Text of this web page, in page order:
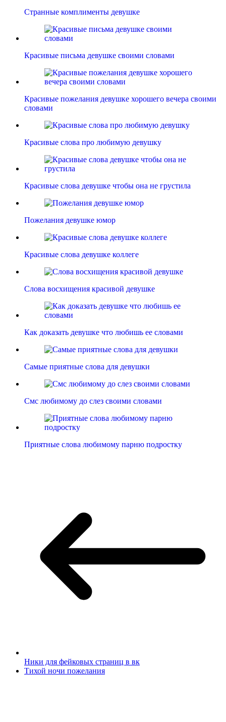
Странные комплименты девушке
Красивые письма девушке своими словами
Красивые пожелания девушке хорошего вечера своими
словами
Красивые слова про любимую девушку
Красивые слова девушке чтобы она не грустила
Пожелания девушке юмор
Красивые слова девушке коллеге
Слова восхищения красивой девушке
Как доказать девушке что любишь ее словами
Самые приятные слова для девушки
Смс любимому до слез своими словами
Приятные слова любимому парню подростку
Ники для фейковых страниц в вк
Тихой ночи пожелания